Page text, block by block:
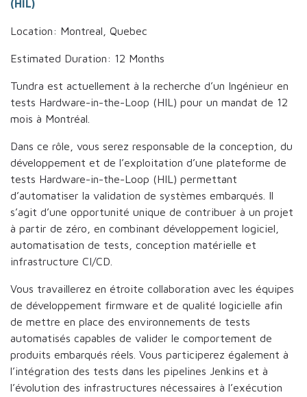
(HIL)
Location: Montreal, Quebec
Estimated Duration: 12 Months
Tundra est actuellement à la recherche d’un Ingénieur en
tests Hardware-in-the-Loop (HIL) pour un mandat de 12
mois à Montréal.
Dans ce rôle, vous serez responsable de la conception, du
développement et de l’exploitation d’une plateforme de
tests Hardware-in-the-Loop (HIL) permettant
d’automatiser la validation de systèmes embarqués. Il
s’agit d’une opportunité unique de contribuer à un projet
à partir de zéro, en combinant développement logiciel,
automatisation de tests, conception matérielle et
infrastructure CI/CD.
Vous travaillerez en étroite collaboration avec les équipes
de développement firmware et de qualité logicielle afin
de mettre en place des environnements de tests
automatisés capables de valider le comportement de
produits embarqués réels. Vous participerez également à
l’intégration des tests dans les pipelines Jenkins et à
l’évolution des infrastructures nécessaires à l’exécution